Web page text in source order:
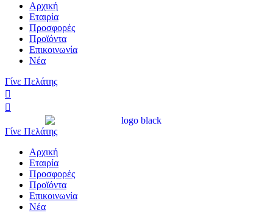
Αρχική
Εταιρία
Προσφορές
Προϊόντα
Επικοινωνία
Νέα
Γίνε Πελάτης
Γίνε Πελάτης
Αρχική
Εταιρία
Προσφορές
Προϊόντα
Επικοινωνία
Νέα